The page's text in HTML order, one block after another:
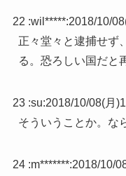
22 :wil*****:2018/10/
正々堂々と逮捕せず
る。恐ろしい国だと
23 :su:2018/10/08(月
そういうことか。な
24 :m*******:2018/10/